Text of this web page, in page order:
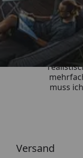
„Sehr
muss
(auch
Versand